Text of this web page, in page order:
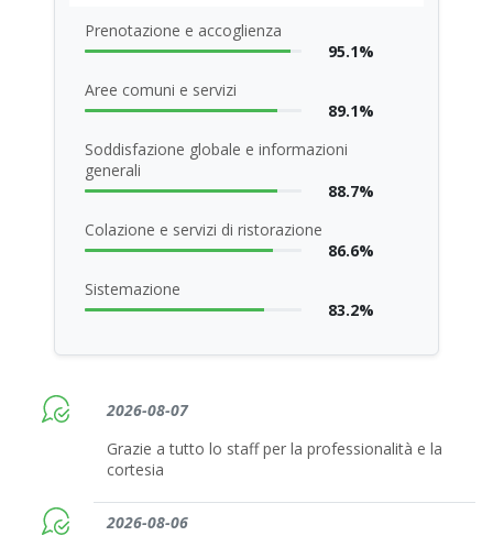
2026-08-07
Grazie a tutto lo staff per la professionalità e la
cortesia
2026-08-06
Prenotazione e accoglienza
95.1%
Aree comuni e servizi
89.1%
Soddisfazione globale e informazioni
generali
88.7%
Colazione e servizi di ristorazione
86.6%
Sistemazione
83.2%